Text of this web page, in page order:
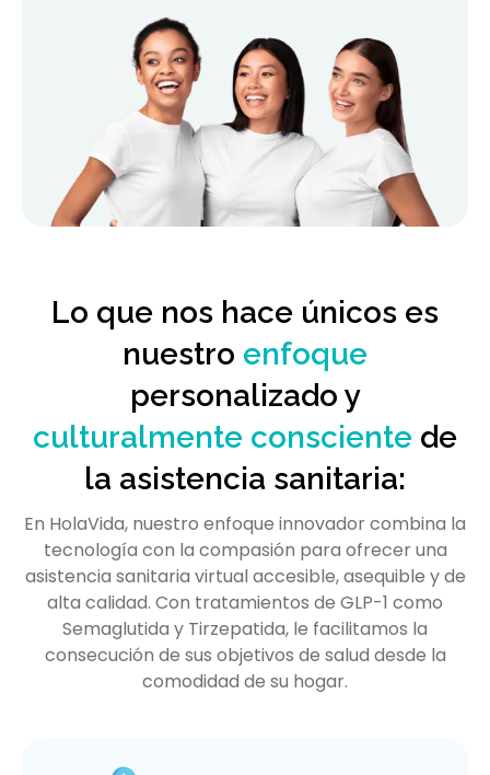
Lo que nos hace únicos es
nuestro enfoque
personalizado y
culturalmente consciente de
la asistencia sanitaria:
En HolaVida, nuestro enfoque innovador combina la
tecnología con la compasión para ofrecer una
asistencia sanitaria virtual accesible, asequible y de
alta calidad. Con tratamientos de GLP-1 como
Semaglutida y Tirzepatida, le facilitamos la
consecución de sus objetivos de salud desde la
comodidad de su hogar.